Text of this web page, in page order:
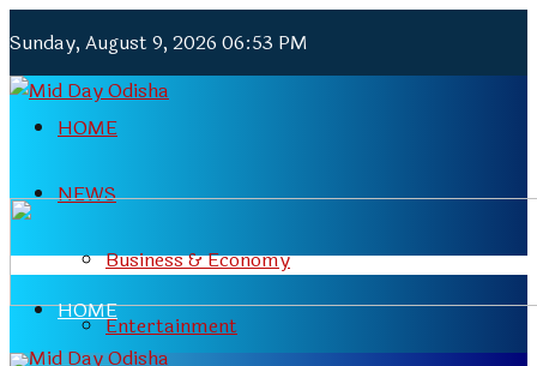
Sunday, August 9, 2026 06:53 PM
HOME
NEWS
Business & Economy
Entertainment
HOME